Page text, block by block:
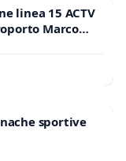
linea 15 ACTV
Marco
sportive